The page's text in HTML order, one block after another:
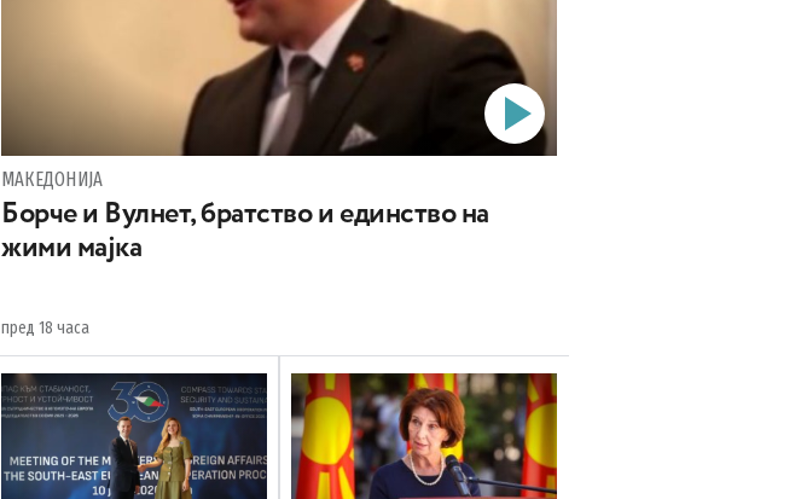
МАКЕДОНИЈА
Борче и Вулнет, братство и единство на
жими мајка
пред 18 часа